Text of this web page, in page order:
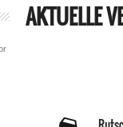
AKTUELLE